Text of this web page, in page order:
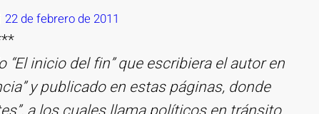
22 de febrero de 2011
inicio del fin” que escribiera el autor en
y publicado en estas páginas, donde